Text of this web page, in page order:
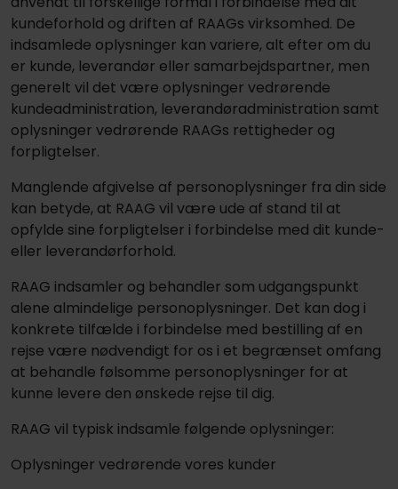
kundeforhold og driften af RAAGs virksomhed. De
indsamlede oplysninger kan variere, alt efter om du
er kunde, leverandør eller samarbejdspartner, men
generelt vil det være oplysninger vedrørende
kundeadministration, leverandøradministration samt
oplysninger vedrørende RAAGs rettigheder og
forpligtelser.
Manglende afgivelse af personoplysninger fra din side
kan betyde, at RAAG vil være ude af stand til at
opfylde sine forpligtelser i forbindelse med dit kunde-
eller leverandørforhold.
RAAG indsamler og behandler som udgangspunkt
alene almindelige personoplysninger. Det kan dog i
konkrete tilfælde i forbindelse med bestilling af en
rejse være nødvendigt for os i et begrænset omfang
at behandle følsomme personoplysninger for at
kunne levere den ønskede rejse til dig.
RAAG vil typisk indsamle følgende oplysninger:
Oplysninger vedrørende vores kunder